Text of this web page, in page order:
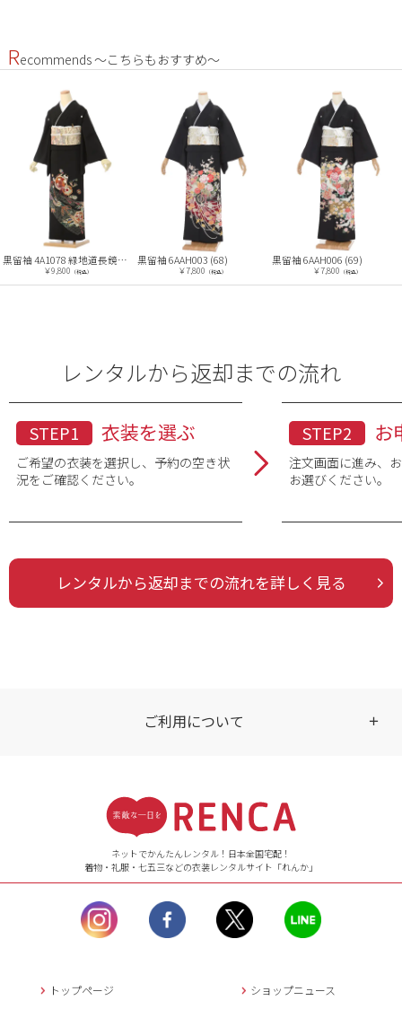
袖
袖丈は袖の上端から下端までの長さになります。
Recommends ～こちらもおすすめ～
黒留袖 4A1078 緑地道長鏡表巻物 小槌
￥9,800 （税込）
黒留袖 6AAH003 (68)
￥7,800 （税込）
黒留袖 6AAH006 (69)
￥7,800 （税込）
レンタルから返却までの流れ
STEP1 衣装を選ぶ
ご希望の衣装を選択し、予約の空き状
況をご確認ください。
STEP2 お
注文画面に進み、
お選びください。
レンタルから返却までの流れを詳しく見る
ご利用について
【ご注文（インターネット）】
24時間年中無休
【お問い合わせ窓口（メー
ル）】10:00~17:00
土曜日、日曜日、臨
時休業日を除く。
営業時間外にいただ
返信させていただきま
ネットでかんたんレンタル！日本全国宅配！
着物・礼服・七五三などの衣装レンタルサイト「れんか」
トップページ ショップニュース